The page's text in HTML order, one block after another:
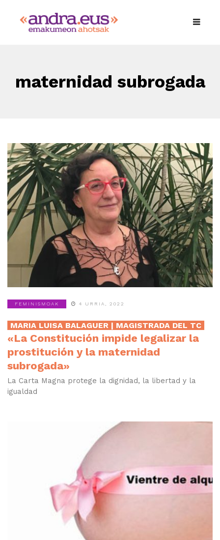
maternidad subrogada
FEMINISMOAK 4 URRIA, 2022
MARIA LUISA BALAGUER | MAGISTRADA DEL TC
«La Constitución impide legalizar la
prostitución y la maternidad
subrogada»
La Carta Magna protege la dignidad, la libertad y la
igualdad